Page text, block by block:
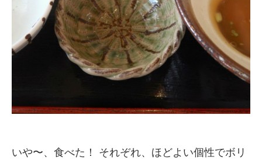
いや〜、食べた！ それぞれ、ほどよい個性でボリ